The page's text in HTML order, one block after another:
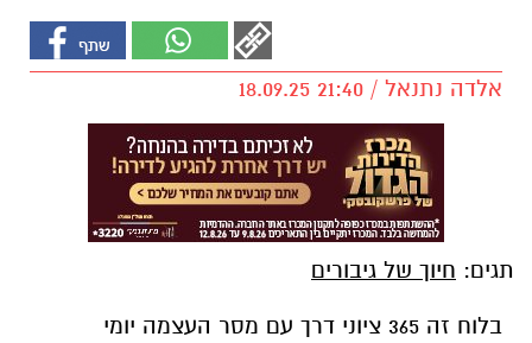
אלדה נתנאל / 21:40 18.09.25
תגים: חיוך של גיבורים
בלוח זה 365 ציוני דרך עם מסר העצמה יומי